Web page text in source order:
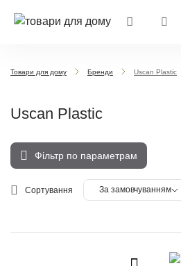
Товари для дому Бренди Uscan Plastic
Uscan Plastic
Фільтр по параметрам
Сортування За замовчуванням